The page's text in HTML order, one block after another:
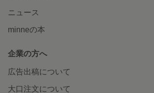
ニュース
minneの本
企業の方へ
広告出稿について
大口注文について